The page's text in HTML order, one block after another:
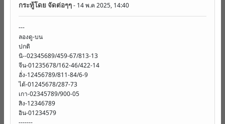
กระทู้โดยจัดต่อๆๆ- 14 พ.ค 2025, 14:40
---
ลองดู-บน
ปกติ
นิ--02345689/459-67/813-13
จีน-01235678/162-46/422-14
ฮั่ง-12456789/811-84/6-9
ไต้-01245678/287-73
เกา-02345789/900-05
สิง-12346789
อิน-01234579